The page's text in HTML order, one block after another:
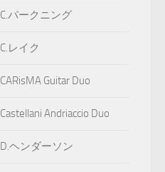
C.パークニング
C.レイク
CARisMA Guitar Duo
Castellani Andriaccio Duo
D.ヘンダーソン